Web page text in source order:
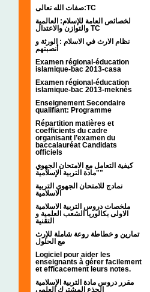
صفات الله تعالى:TC
لخصائص العامة للإسلام: العالمية
والتوازن والاعتدال TC
نظام الارث في الاسلام : الورثة و
أنصبتهم
Examen régional-éducation
islamique-bac 2013-casa
Examen régional-éducation
islamique-bac 2013-meknès
Enseignement Secondaire
qualifiant: Programme
Répartition matières et
coefficients du cadre
organisant l’examen du
baccalauréat Candidats
officiels
كيفية التعامل مع الامتحان الجهوي
"مادة التربية الإسلامية"
نمادج للامتحان الجهوي التربية
الاسلامية
ملخصات دروس التربية الاسلامية
الاولى بكالوريا الشعب العلمية و
التقنية
تمارين و خطاطة روعة شاملة للإرث
مع الحلول
Logiciel pour aider les
enseignants à gérer facilement
et efficacement leurs notes.
مقرر دروس مادة التربية الإسلامية
الجذع المشترك العلمي